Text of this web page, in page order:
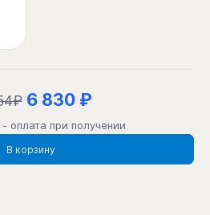
6 830 ₽
оплата при получении
В корзину